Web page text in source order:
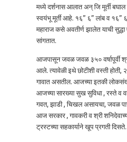
मध्ये दर्शनास आलात अन् जि मूर्ती
स्वयंभू मूर्ती आहे. १६” ६” लांब व १६”
महाराज कसे अवतीर्ण झालेत याची
सांगतात.
आजपासून जवळ जवळ ३५० वर्षापूर्वी
आले. त्यावेळी इथे छोटीशी वस्ती होती,
गावात असतील. आजच्या इतकी
आजच्या सारख्या सुख सुविधा , रस्ते व
गवत, झाडी , चिखल असायचा, जवळ पास
आज सरकार , गावकरी व श्री
ट्रस्टच्या सहकार्याने खूप प्रगती दिसते.